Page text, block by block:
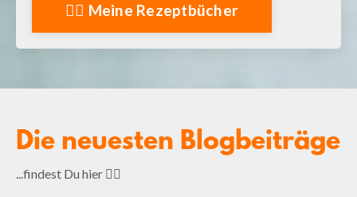
👉🏻 Meine Rezeptbücher
Die neuesten Blogbeiträge
...findest Du hier 👇🏻